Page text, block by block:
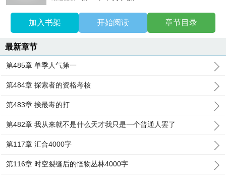
加入书架 开始阅读 章节目录
最新章节
第485章 单季人气第一
第484章 探索者的资格考核
第483章 挨最毒的打
第482章 我从来就不是什么天才我只是一个普通人罢了
第117章 汇合4000字
第116章 时空裂缝后的怪物丛林4000字